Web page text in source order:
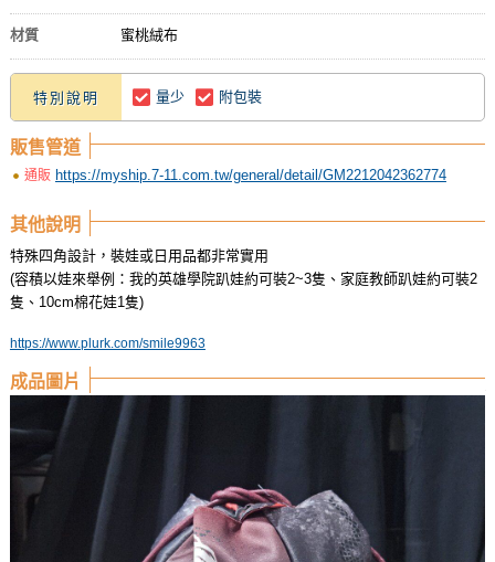
材質 蜜桃絨布
特別說明 量少 附包裝
販售管道
通販 https://myship.7-11.com.tw/general/detail/GM2212042362774
其他說明
特殊四角設計，裝娃或日用品都非常實用
(容積以娃來舉例：我的英雄學院趴娃約可裝2~3隻、家庭教師趴娃約可裝2
隻、10cm棉花娃1隻)
https://www.plurk.com/smile9963
成品圖片